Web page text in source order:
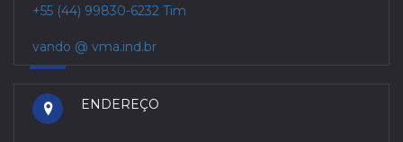
+55 (44) 99830-6232 Tim
vando @ vma.ind.br
ENDEREÇO